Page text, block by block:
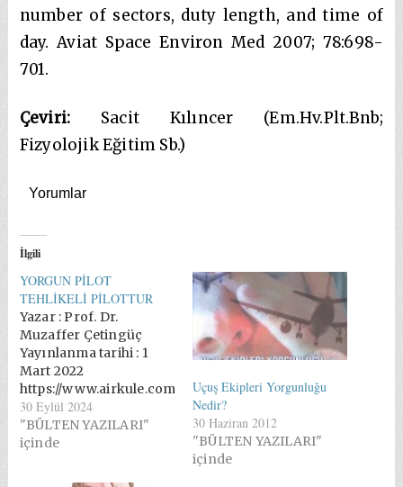
number of sectors, duty length, and time of
day. Aviat Space Environ Med 2007; 78:698-
701.
Çeviri: Sacit Kılıncer (Em.Hv.Plt.Bnb;
Fizyolojik Eğitim Sb.)
Yorumlar
İlgili
YORGUN PİLOT
TEHLİKELİ PİLOTTUR
Yazar : Prof. Dr.
Muzaffer Çetingüç
Yayınlanma tarihi : 1
Mart 2022
https://www.airkule.com/yazar/YORGUN-
PILOT-TEHLIKELI-
PILOTTUR/2776/
Yorgunluk, çalışmanın
30 Eylül 2024
"BÜLTEN YAZILARI"
içinde
Uçuş Ekipleri Yorgunluğu
Nedir?
30 Haziran 2012
"BÜLTEN YAZILARI"
içinde